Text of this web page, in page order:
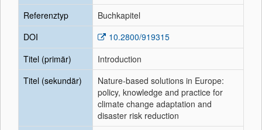
Referenztyp
Buchkapitel
DOI
10.2800/919315
Titel (primär)
Introduction
Titel (sekundär)
Nature-based solutions in Europe:
policy, knowledge and practice for
climate change adaptation and
disaster risk reduction